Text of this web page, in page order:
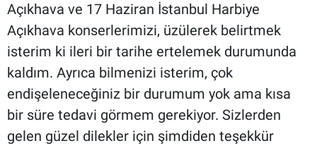
Açıkhava ve 17 Haziran İstanbul Harbiye
Açıkhava konserlerimizi, üzülerek belirtmek
isterim ki ileri bir tarihe ertelemek durumunda
kaldım. Ayrıca bilmenizi isterim, çok
endişeleneceğiniz bir durumum yok ama kısa
bir süre tedavi görmem gerekiyor. Sizlerden
gelen güzel dilekler için şimdiden teşekkür